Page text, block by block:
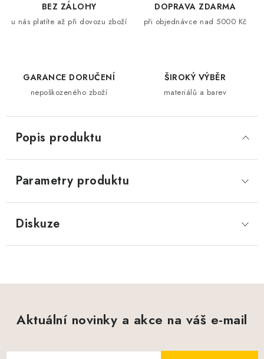
BEZ ZÁLOHY
u nás platíte až při dovozu zboží
DOPRAVA ZDARMA
při objednávce nad 5000 Kč
GARANCE DORUČENÍ
nepoškozeného zboží
ŠIROKÝ VÝBĚR
materiálů a barev
Popis produktu
Parametry produktu
Diskuze
Aktuální novinky a akce na váš e-mail